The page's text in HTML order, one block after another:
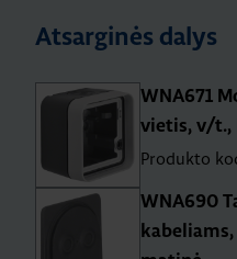
Atsarginės dalys
WNA671
vietis, v/t.,
Produkto
WNA690